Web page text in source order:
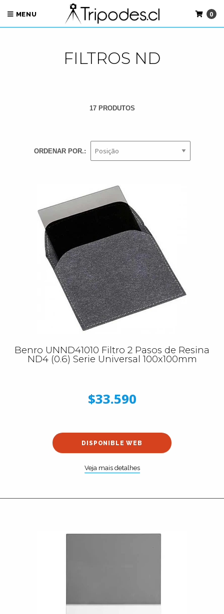
MENU 0
FILTROS ND
17 PRODUTOS
ORDENAR POR.:
Benro UNND41010 Filtro 2 Pasos de Resina
ND4 (0.6) Serie Universal 100x100mm
$33.590
DISPONIBLE WEB
Veja mais detalhes